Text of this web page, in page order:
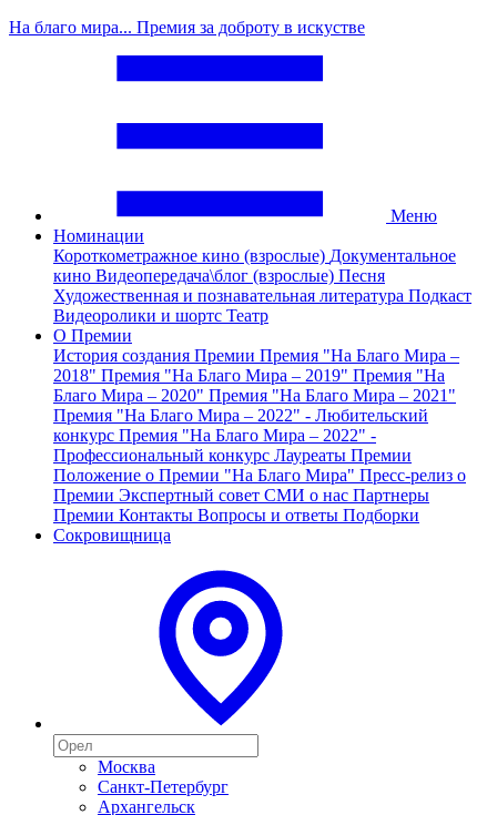
На благо мира... Премия за доброту в искустве
Меню
Номинации
Короткометражное кино (взрослые) Документальное
кино Видеопередача\блог (взрослые) Песня
Художественная и познавательная литература Подкаст
Видеоролики и шортс Театр
О Премии
История создания Премии Премия "На Благо Мира –
2018" Премия "На Благо Мира – 2019" Премия "На
Благо Мира – 2020" Премия "На Благо Мира – 2021"
Премия "На Благо Мира – 2022" - Любительский
конкурс Премия "На Благо Мира – 2022" -
Профессиональный конкурс Лауреаты Премии
Положение о Премии "На Благо Мира" Пресс-релиз о
Премии Экспертный совет СМИ о нас Партнеры
Премии Контакты Вопросы и ответы Подборки
Сокровищница
Москва
Санкт-Петербург
Архангельск